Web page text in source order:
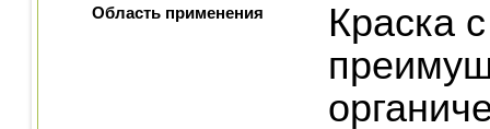
Область применения
Краска